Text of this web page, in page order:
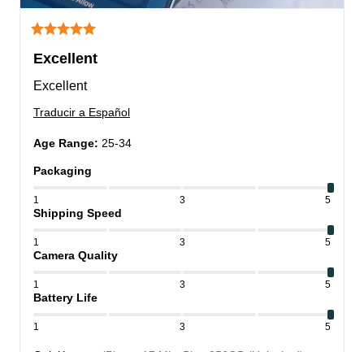
Excellent
Excellent
Traducir a Español
Age Range: 25-34
Packaging
1 3 5
Shipping Speed
1 3 5
Camera Quality
1 3 5
Battery Life
1 3 5